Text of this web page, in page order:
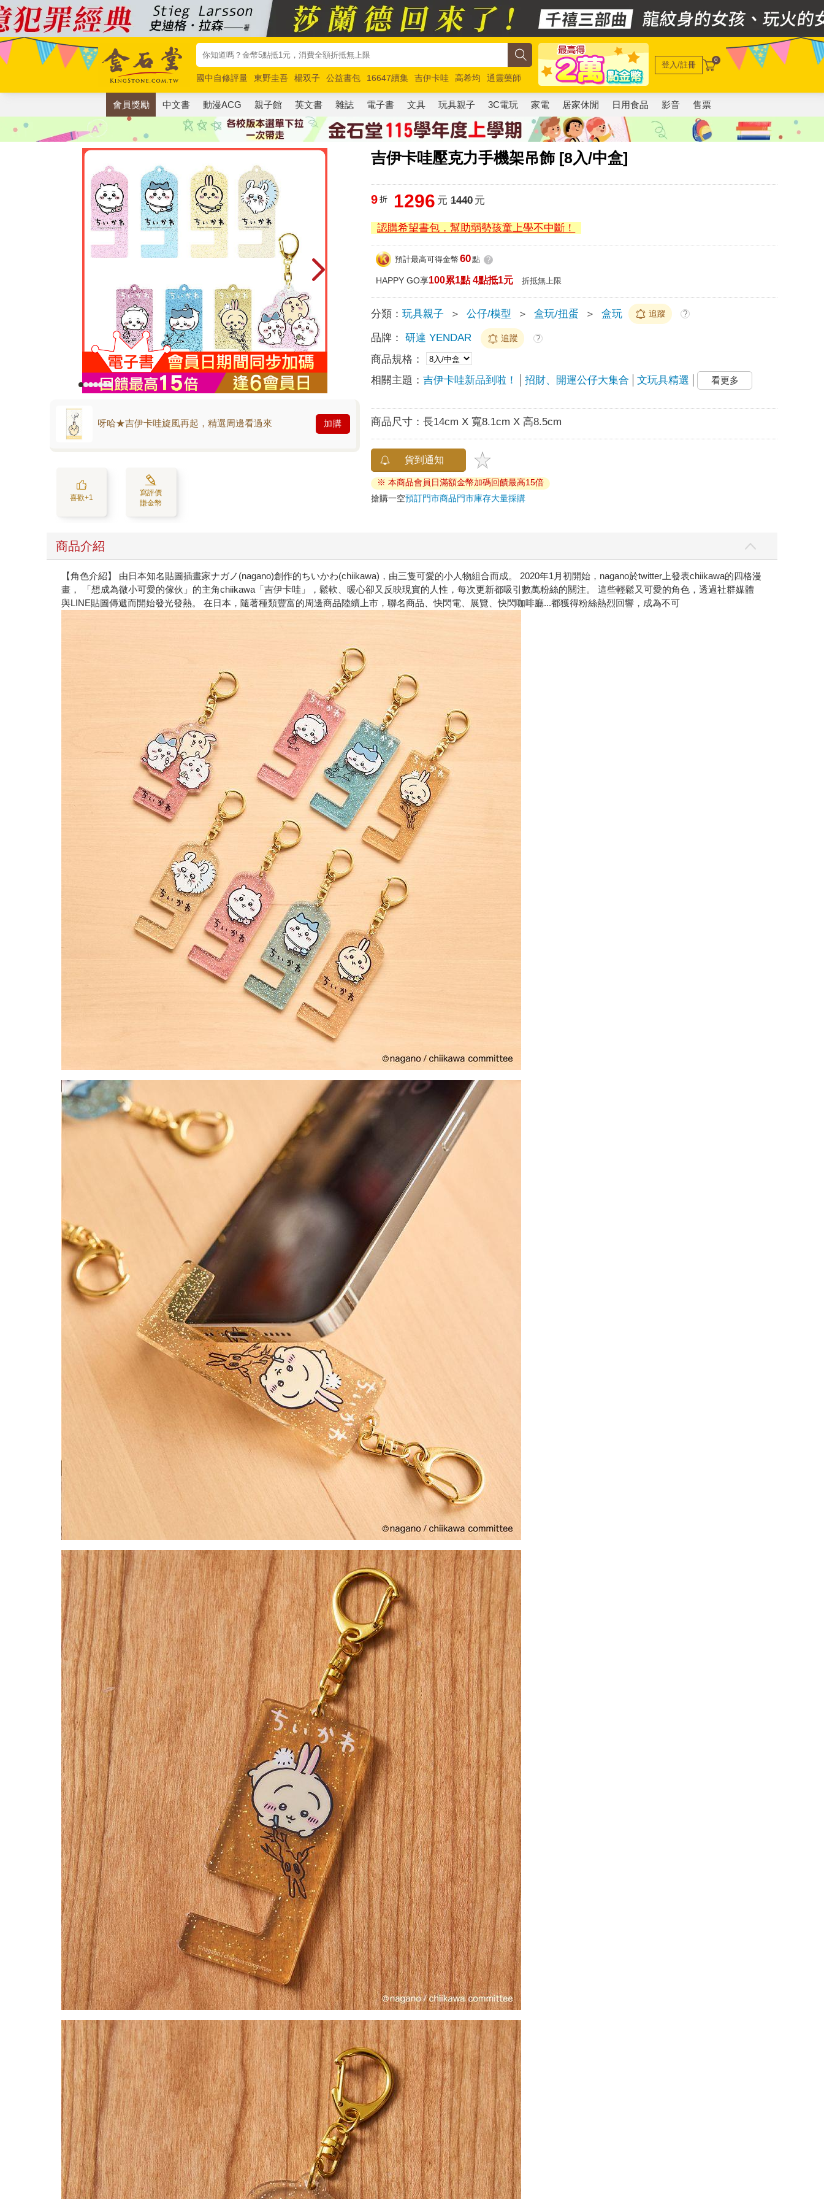
國中自修評量 東野圭吾 楊双子 公益書包 16647續集 吉伊卡哇 高希均
通靈藥師
唯紅花綻放
奧德賽 路邊攤新作 馬斯克 玩具總動員5 超慢跑
登入/註冊 0
會員獎勵 中文書 動漫ACG 親子館 英文書 雜誌 電子書 文具 玩具親子 3C電玩 家電 居家休閒 日用食品 影音 售票
吉伊卡哇壓克力手機架吊飾 [8入/中盒]
呀哈★吉伊卡哇旋風再起，精選周邊看過來 加購
喜歡+1
寫評價
賺金幣
9 折 1296 元 1440元
認購希望書包，幫助弱勢孩童上學不中斷！
預計最高可得金幣 60點 ?
HAPPY GO享100累1點 4點抵1元 折抵無上限
分類：玩具親子 ＞ 公仔/模型 ＞ 盒玩/扭蛋 ＞ 盒玩 追蹤 ?
品牌： 研達 YENDAR 追蹤 ?
商品規格：
相關主題：吉伊卡哇新品到啦！ 招財、開運公仔大集合 文玩具精選 看更多
商品尺寸：長14cm X 寬8.1cm X 高8.5cm
貨到通知
※ 本商品會員日滿額金幣加碼回饋最高15倍
搶購一空預訂門市商品門市庫存大量採購
商品介紹
【角色介紹】 由日本知名貼圖插畫家ナガノ(nagano)創作的ちいかわ(chiikawa)，由三隻可愛的小人物組合而成。 2020年1月初開始，nagano於twitter上發表chiikawa的四格漫
畫， 「想成為微小可愛的傢伙」的主角chiikawa「吉伊卡哇」，鬆軟、暖心卻又反映現實的人性，每次更新都吸引數萬粉絲的關注。 這些輕鬆又可愛的角色，透過社群媒體
與LINE貼圖傳遞而開始發光發熱。 在日本，隨著種類豐富的周邊商品陸續上市，聯名商品、快閃電、展覽、快閃咖啡廳...都獲得粉絲熱烈回響，成為不可